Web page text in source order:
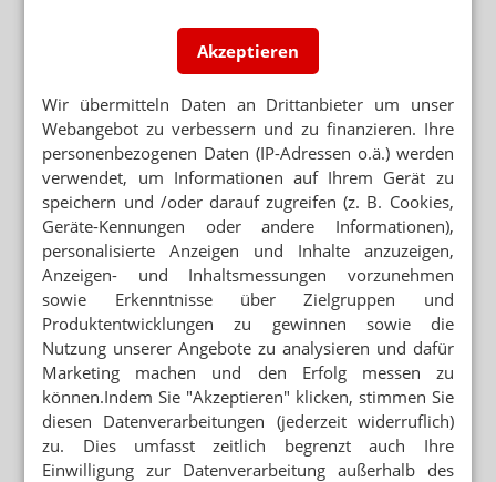
Akzeptieren
Wir übermitteln Daten an Drittanbieter um unser
Webangebot zu verbessern und zu finanzieren. Ihre
personenbezogenen Daten (IP-Adressen o.ä.) werden
verwendet, um Informationen auf Ihrem Gerät zu
speichern und /oder darauf zugreifen (z. B. Cookies,
Geräte-Kennungen oder andere Informationen),
personalisierte Anzeigen und Inhalte anzuzeigen,
Anzeigen- und Inhaltsmessungen vorzunehmen
sowie Erkenntnisse über Zielgruppen und
Produktentwicklungen zu gewinnen sowie die
Nutzung unserer Angebote zu analysieren und dafür
Marketing machen und den Erfolg messen zu
können.Indem Sie "Akzeptieren" klicken, stimmen Sie
diesen Datenverarbeitungen (jederzeit widerruflich)
zu. Dies umfasst zeitlich begrenzt auch Ihre
Einwilligung zur Datenverarbeitung außerhalb des
PARTNER VON RX-PLATTFORMEN
Abnehmspritzen: Reimporteur spielt Versandapotheke
RX-MEDIKAMENTE OHNE REZEPT
Warteliste: Abnehmpille als Monatsabo
SEMAGLUTID
Wegovy-Tablette ab September verfügbar
Mehr aus Ressort
DAC/NRF
Salicylsäure: Neue Vorschriften für Dithranol
GEBLEICHT ODER NICHT
Salicylsäure-Verreibung: Gelbe oder weiße Vaseline?
NRF SCHLIESST VERSORGUNGSLÜCKE
Kein Fertigarzneimittel: Rezeptur-Baclofen für Kinder